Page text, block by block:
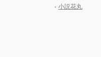
小説花丸